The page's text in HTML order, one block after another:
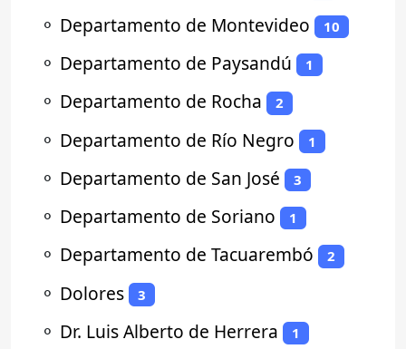
⚬ Departamento de Montevideo 10
⚬ Departamento de Paysandú 1
⚬ Departamento de Rocha 2
⚬ Departamento de Río Negro 1
⚬ Departamento de San José 3
⚬ Departamento de Soriano 1
⚬ Departamento de Tacuarembó 2
⚬ Dolores 3
⚬ Dr. Luis Alberto de Herrera 1